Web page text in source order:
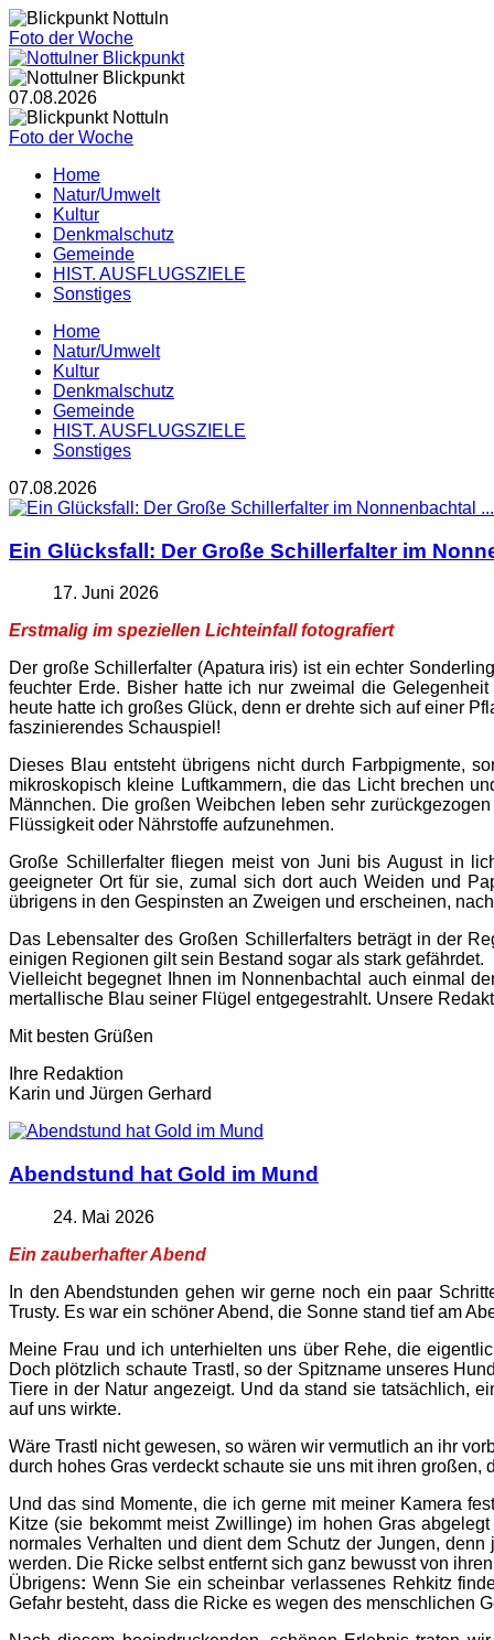
Foto der Woche
07.08.2026
Foto der Woche
Home
Natur/Umwelt
Kultur
Denkmalschutz
Gemeinde
HIST. AUSFLUGSZIELE
Sonstiges
Home
Natur/Umwelt
Kultur
Denkmalschutz
Gemeinde
HIST. AUSFLUGSZIELE
Sonstiges
07.08.2026
Ein Glücksfall: Der Große Schillerfalter im
17. Juni 2026
Erstmalig im speziellen Lichteinfall fotografiert
Der große Schillerfalter (Apatura iris) ist ein echter
feuchter Erde. Bisher hatte ich nur zweimal die
heute hatte ich großes Glück, denn er drehte sich auf einer
faszinierendes Schauspiel!
Dieses Blau entsteht übrigens nicht durch Farbpigmente,
mikroskopisch kleine Luftkammern, die das Licht brechen
Männchen. Die großen Weibchen leben sehr
Flüssigkeit oder Nährstoffe aufzunehmen.
Große Schillerfalter fliegen meist von Juni bis August in
geeigneter Ort für sie, zumal sich dort auch Weiden und
übrigens in den Gespinsten an Zweigen und erscheinen,
Das Lebensalter des Großen Schillerfalters beträgt in der
einigen Regionen gilt sein Bestand sogar als stark gefährdet.
Vielleicht begegnet Ihnen im Nonnenbachtal auch einmal
mertallische Blau seiner Flügel entgegestrahlt. Unsere
Mit besten Grüßen
Ihre Redaktion
Karin und Jürgen Gerhard
Abendstund hat Gold im Mund
24. Mai 2026
Ein zauberhafter Abend
In den Abendstunden gehen wir gerne noch ein paar
Trusty. Es war ein schöner Abend, die Sonne stand tief am
Meine Frau und ich unterhielten uns über Rehe, die
Doch plötzlich schaute Trastl, so der Spitzname unseres
Tiere in der Natur angezeigt. Und da stand sie tatsächlich,
auf uns wirkte.
Wäre Trastl nicht gewesen, so wären wir vermutlich an ihr
durch hohes Gras verdeckt schaute sie uns mit ihren
Und das sind Momente, die ich gerne mit meiner Kamera
Kitze (sie bekommt meist Zwillinge) im hohen Gras
normales Verhalten und dient dem Schutz der Jungen,
werden. Die Ricke selbst entfernt sich ganz bewusst von
Übrigens: Wenn Sie ein scheinbar verlassenes Rehkitz
Gefahr besteht, dass die Ricke es wegen des menschlichen